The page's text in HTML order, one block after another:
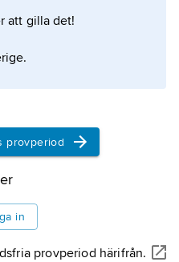
att gilla det!
provperiod
in
provperiod härifrån.